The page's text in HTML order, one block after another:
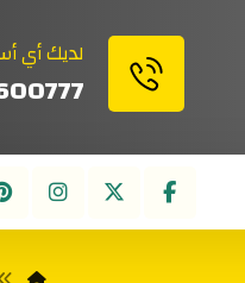
لديك أي